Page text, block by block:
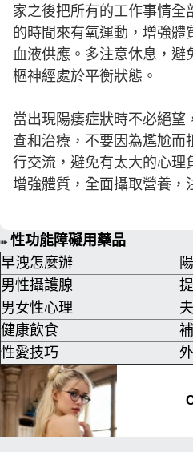
家之後把所有的工作事情全
的時間來有氧運動，增強體
血液供應。多注意休息，避
樞神經處於平衡狀態。
當出現陽痿症狀時不必絕望
查和治療，不要因為尷尬而
行交流，避免有太大的心理
增強體質，全面攝取營養，
➠ 性功能障礙用藥品
早洩怎麼辦
男性攝護腺
男女性心理
健康飲食
性愛技巧